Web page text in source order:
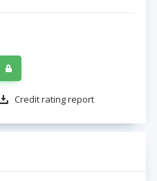
Credit rating report